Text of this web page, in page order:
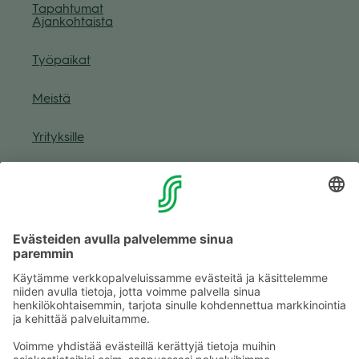
Tapah­tu­mat
Ajan­koh­taista
Työ­pai­kat
Meistä
Yri­tyk­sille
Muuta eväs­tea­se­tuk­sia & eväs­tein­for­maa­tio
Tie­to­suo­ja­se­loste (Arina)
Kaup­pa­kes­kus